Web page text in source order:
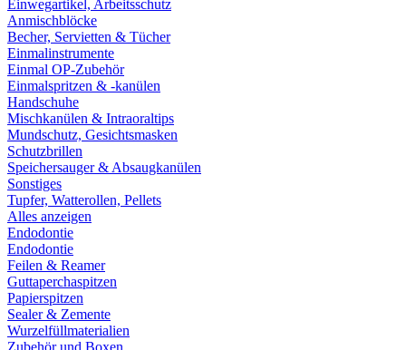
Einwegartikel, Arbeitsschutz
Anmischblöcke
Becher, Servietten & Tücher
Einmalinstrumente
Einmal OP-Zubehör
Einmalspritzen & -kanülen
Handschuhe
Mischkanülen & Intraoraltips
Mundschutz, Gesichtsmasken
Schutzbrillen
Speichersauger & Absaugkanülen
Sonstiges
Tupfer, Watterollen, Pellets
Alles anzeigen
Endodontie
Endodontie
Feilen & Reamer
Guttaperchaspitzen
Papierspitzen
Sealer & Zemente
Wurzelfüllmaterialien
Zubehör und Boxen